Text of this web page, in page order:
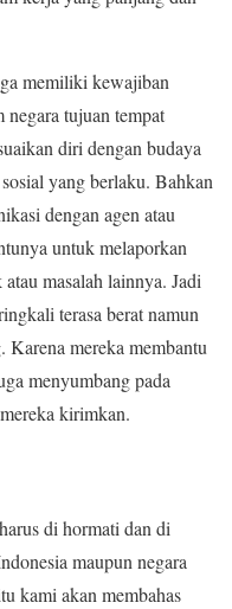
memiliki kewajiban
tujuan tempat
diri dengan budaya
yang berlaku. Bahkan
dengan agen atau
untuk melaporkan
masalah lainnya. Jadi
terasa berat namun
Karena mereka membantu
menyumbang pada
kirimkan.
di hormati dan di
maupun negara
kami akan membahas